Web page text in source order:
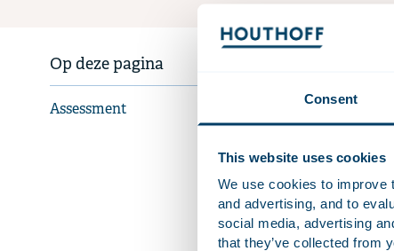
Consent
This website uses cookies
We use cookies to improve
and advertising, and to
social media, advertising
that they’ve collected from
Op deze pagina
Assessment